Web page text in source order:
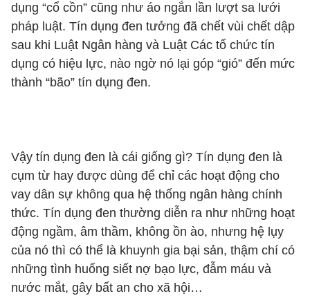
dụng “cổ cồn” cũng như áo ngắn lần lượt sa lưới
pháp luật. Tín dụng đen tưởng đã chết vùi chết dập
sau khi Luật Ngân hàng và Luật Các tổ chức tín
dụng có hiệu lực, nào ngờ nó lại góp “gió” đến mức
thành “bão” tín dụng đen.
Vậy tín dụng đen là cái giống gì? Tín dụng đen là
cụm từ hay được dùng để chỉ các hoạt động cho
vay dân sự không qua hệ thống ngân hàng chính
thức. Tín dụng đen thường diễn ra như những hoạt
động ngầm, âm thầm, không ồn ào, nhưng hệ lụy
của nó thì có thể là khuynh gia bại sản, thậm chí có
những tình huống siết nợ bạo lực, đẫm máu và
nước mắt, gây bất an cho xã hội…